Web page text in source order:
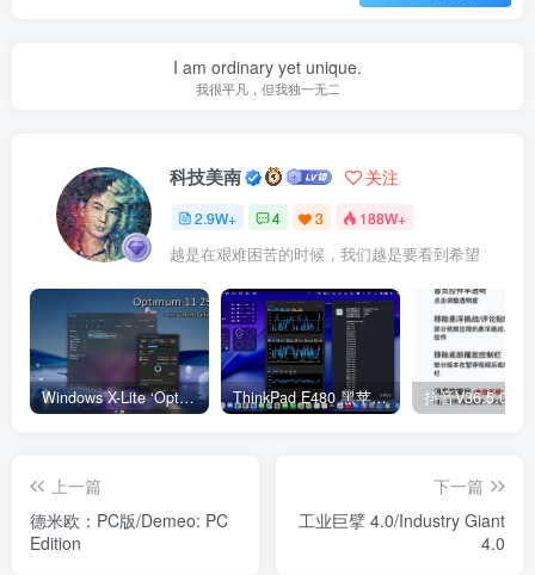
I am ordinary yet unique.
我很平凡，但我独一无二
科技美南 关注
2.9W+ 4 3 188W+
越是在艰难困苦的时候，我们越是要看到希望
Windows X-Lite ‘Optimum 11’ 25H2 Pro v2 ThinkPad E480 黑苹果完美Tahoe的EFI分享（2026.03.01更新） 抖音V36.5.0 内
上一篇
德米欧：PC版/Demeo: PC
Edition
下一篇
工业巨擘 4.0/Industry Giant
4.0